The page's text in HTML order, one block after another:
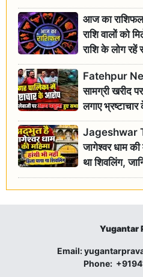
आज का
राशि वालों को
राशि के लोग रहें
Fatehpur
सामग्री खरीद
लगाए
Jageshwar
जागेश्वर धाम की
था शिवलिंग,
Yugantar
Email:
Phone: